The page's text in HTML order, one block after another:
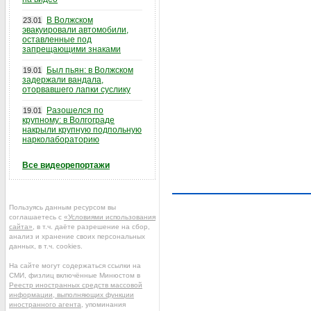
23.01
В Волжском
эвакуировали автомобили,
оставленные под
запрещающими знаками
19.01
Был пьян: в Волжском
задержали вандала,
оторвавшего лапки суслику
19.01
Разошелся по
крупному: в Волгограде
накрыли крупную подпольную
нарколабораторию
Все видеорепортажи
Пользуясь данным ресурсом вы
соглашаетесь с «Условиями использования
сайта» , в т.ч. даёте разрешение на сбор,
анализ и хранение своих персональных
данных, в т.ч. cookies.
На сайте могут содержаться ссылки на
СМИ, физлиц включённые Минюстом в
Реестр иностранных средств массовой
информации, выполняющих функции
иностранного агента , упоминания